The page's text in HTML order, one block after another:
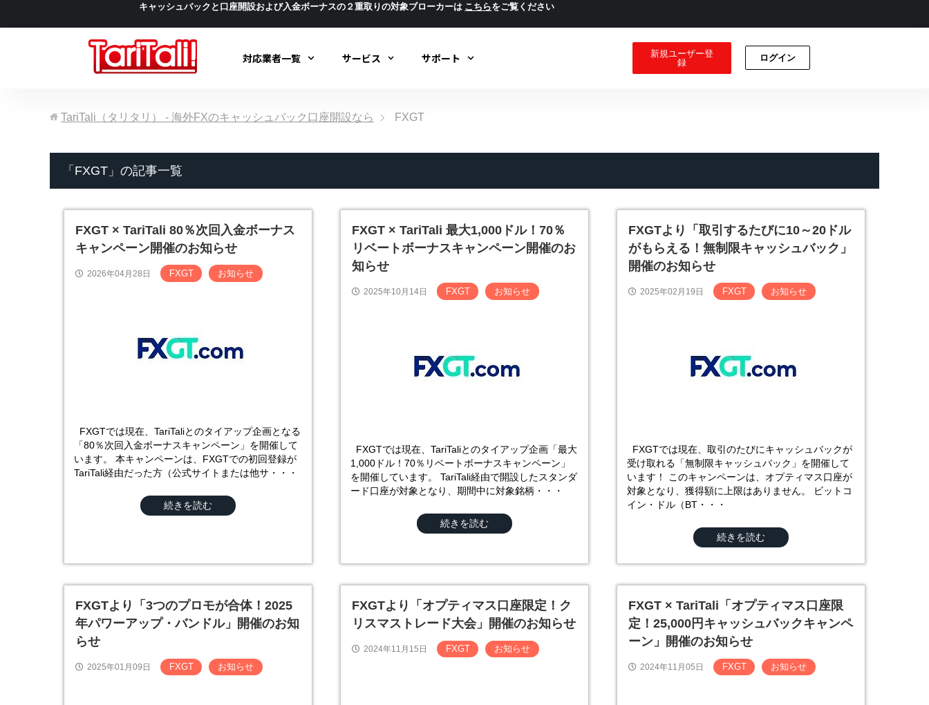
キャッシュバックと口座開設および入金ボーナスの２重取りの対象ブローカーは こちらをご覧ください
対応業者一覧 サービス サポート
新規ユーザー登
録
ログイン
TariTali（タリタリ） - 海外FXのキャッシュバック口座開設なら FXGT
「FXGT」の記事一覧
FXGT × TariTali 80％次回入金ボーナス
キャンペーン開催のお知らせ
2026年04月28日 FXGT お知らせ
FXGTでは現在、TariTaliとのタイアップ企画となる
「80％次回入金ボーナスキャンペーン」を開催して
います。 本キャンペーンは、FXGTでの初回登録が
TariTali経由だった方（公式サイトまたは他サ・・・
続きを読む
FXGT × TariTali 最大1,000ドル！70％
リベートボーナスキャンペーン開催のお
知らせ
2025年10月14日 FXGT お知らせ
FXGTでは現在、TariTaliとのタイアップ企画「最大
1,000ドル！70％リベートボーナスキャンペーン」
を開催しています。 TariTali経由で開設したスタンダ
ード口座が対象となり、期間中に対象銘柄・・・
続きを読む
FXGTより「取引するたびに10～20ドル
がもらえる！無制限キャッシュバック」
開催のお知らせ
2025年02月19日 FXGT お知らせ
FXGTでは現在、取引のたびにキャッシュバックが
受け取れる「無制限キャッシュバック」を開催して
います！ このキャンペーンは、オプティマス口座が
対象となり、獲得額に上限はありません。 ビットコ
イン・ドル（BT・・・
続きを読む
FXGTより「3つのプロモが合体！2025
年パワーアップ・バンドル」開催のお知
らせ
2025年01月09日 FXGT お知らせ
FXGTより「オプティマス口座限定！ク
リスマストレード大会」開催のお知らせ
2024年11月15日 FXGT お知らせ
FXGT × TariTali「オプティマス口座限
定！25,000円キャッシュバックキャンペ
ーン」開催のお知らせ
2024年11月05日 FXGT お知らせ